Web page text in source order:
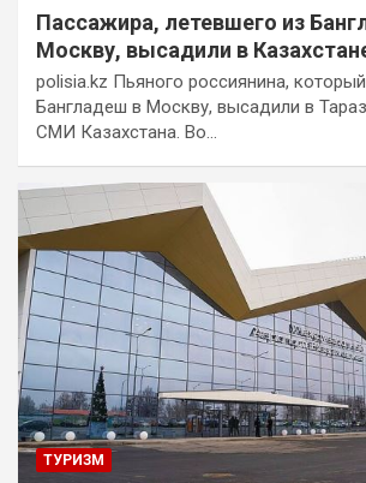
Пассажира, летевшего из
Москву, высадили в
polisia.kz Пьяного россиянина,
Бангладеш в Москву, высадили в
СМИ Казахстана. Во…
ТУРИЗМ